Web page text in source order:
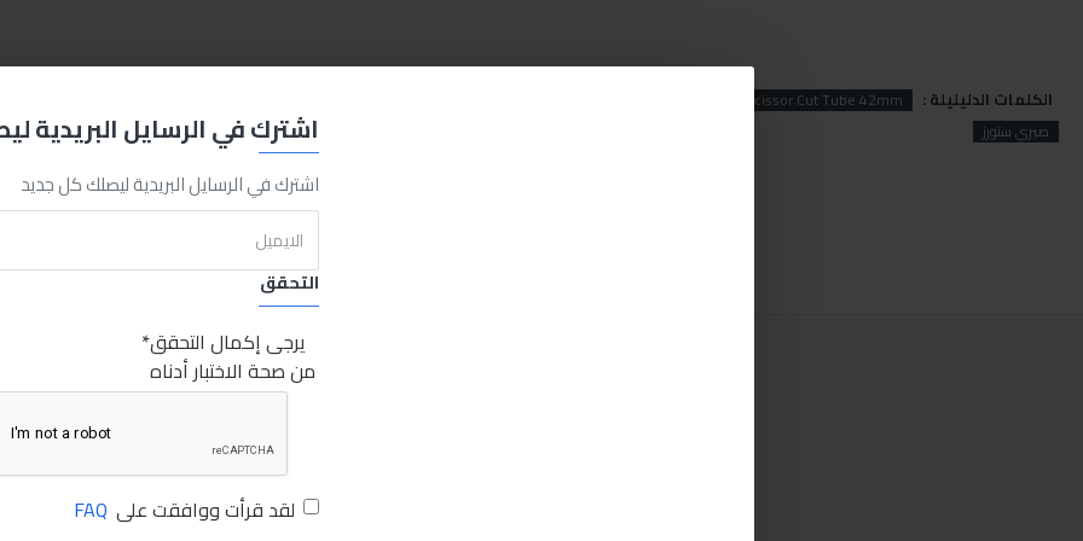
اشترك في الرسايل البريدية
اشترك في الرسايل البريدية ليصلك كل جديد
التحقق
يرجى إكمال التحقق
من صحة الاختبار أدناه
لقد قرأت ووافقت على FAQ
الكلمات الدليليلة : Ingco Scissor Cut Tube 42mm
صبري ستورز